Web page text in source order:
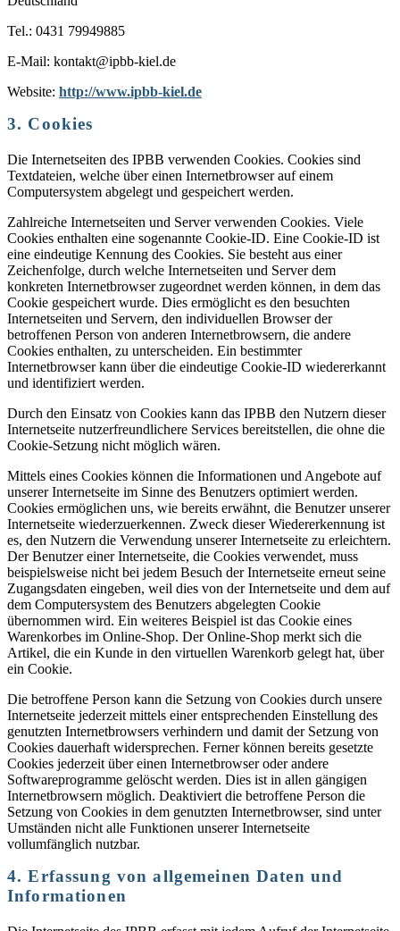
Tel.: 0431 79949885
E-Mail: kontakt@ipbb-kiel.de
Website: http://www.ipbb-kiel.de
3. Cookies
Die Internetseiten des IPBB verwenden Cookies. Cookies sind
Textdateien, welche über einen Internetbrowser auf einem
Computersystem abgelegt und gespeichert werden.
Zahlreiche Internetseiten und Server verwenden Cookies. Viele
Cookies enthalten eine sogenannte Cookie-ID. Eine Cookie-ID ist
eine eindeutige Kennung des Cookies. Sie besteht aus einer
Zeichenfolge, durch welche Internetseiten und Server dem
konkreten Internetbrowser zugeordnet werden können, in dem das
Cookie gespeichert wurde. Dies ermöglicht es den besuchten
Internetseiten und Servern, den individuellen Browser der
betroffenen Person von anderen Internetbrowsern, die andere
Cookies enthalten, zu unterscheiden. Ein bestimmter
Internetbrowser kann über die eindeutige Cookie-ID wiedererkannt
und identifiziert werden.
Durch den Einsatz von Cookies kann das IPBB den Nutzern dieser
Internetseite nutzerfreundlichere Services bereitstellen, die ohne die
Cookie-Setzung nicht möglich wären.
Mittels eines Cookies können die Informationen und Angebote auf
unserer Internetseite im Sinne des Benutzers optimiert werden.
Cookies ermöglichen uns, wie bereits erwähnt, die Benutzer unserer
Internetseite wiederzuerkennen. Zweck dieser Wiedererkennung ist
es, den Nutzern die Verwendung unserer Internetseite zu erleichtern.
Der Benutzer einer Internetseite, die Cookies verwendet, muss
beispielsweise nicht bei jedem Besuch der Internetseite erneut seine
Zugangsdaten eingeben, weil dies von der Internetseite und dem auf
dem Computersystem des Benutzers abgelegten Cookie
übernommen wird. Ein weiteres Beispiel ist das Cookie eines
Warenkorbes im Online-Shop. Der Online-Shop merkt sich die
Artikel, die ein Kunde in den virtuellen Warenkorb gelegt hat, über
ein Cookie.
Die betroffene Person kann die Setzung von Cookies durch unsere
Internetseite jederzeit mittels einer entsprechenden Einstellung des
genutzten Internetbrowsers verhindern und damit der Setzung von
Cookies dauerhaft widersprechen. Ferner können bereits gesetzte
Cookies jederzeit über einen Internetbrowser oder andere
Softwareprogramme gelöscht werden. Dies ist in allen gängigen
Internetbrowsern möglich. Deaktiviert die betroffene Person die
Setzung von Cookies in dem genutzten Internetbrowser, sind unter
Umständen nicht alle Funktionen unserer Internetseite
vollumfänglich nutzbar.
4. Erfassung von allgemeinen Daten und
Informationen